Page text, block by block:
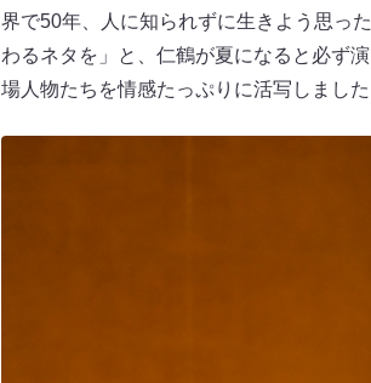
界で50年、人に知られずに生きよう思っ
わるネタを」と、仁鶴が夏になると必ず
場人物たちを情感たっぷりに活写しました